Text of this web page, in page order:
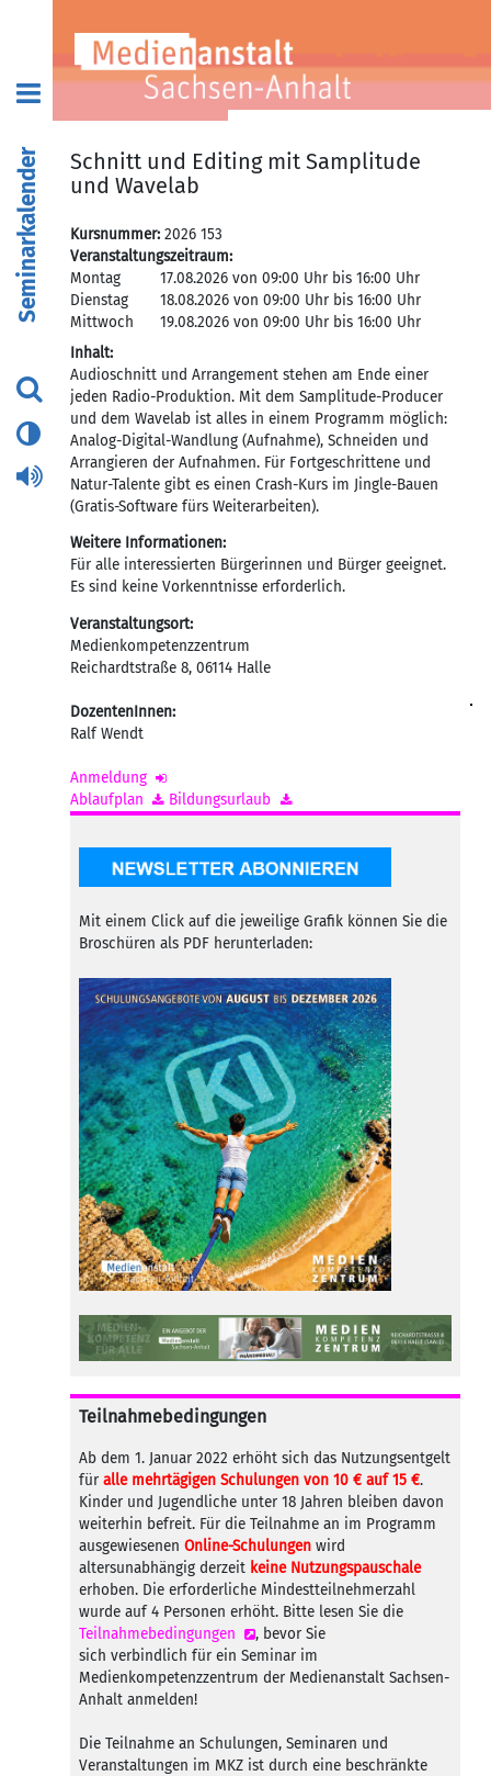
Seminarkalender
Schnitt und Editing mit Samplitude
und Wavelab
Kursnummer: 2026 153
Veranstaltungszeitraum:
Montag
17.08.2026 von 09:00 Uhr bis 16:00 Uhr
Dienstag
18.08.2026 von 09:00 Uhr bis 16:00 Uhr
Mittwoch
19.08.2026 von 09:00 Uhr bis 16:00 Uhr
Inhalt:
Audioschnitt und Arrangement stehen am Ende einer
jeden Radio-Produktion. Mit dem Samplitude-Producer
und dem Wavelab ist alles in einem Programm möglich:
Analog-Digital-Wandlung (Aufnahme), Schneiden und
Arrangieren der Aufnahmen. Für Fortgeschrittene und
Natur-Talente gibt es einen Crash-Kurs im Jingle-Bauen
(Gratis-Software fürs Weiterarbeiten).
Weitere Informationen:
Für alle interessierten Bürgerinnen und Bürger geeignet.
Es sind keine Vorkenntnisse erforderlich.
Veranstaltungsort:
Medienkompetenzzentrum
Reichardtstraße 8, 06114 Halle
DozentenInnen:
Ralf Wendt
Anmeldung
Ablaufplan
Bildungsurlaub
Mit einem Click auf die jeweilige Grafik können Sie die
Broschüren als PDF herunterladen:
Teilnahmebedingungen
Ab dem 1. Januar 2022 erhöht sich das Nutzungsentgelt
für alle mehrtägigen Schulungen von 10 € auf 15 €.
Kinder und Jugendliche unter 18 Jahren bleiben davon
weiterhin befreit. Für die Teilnahme an im Programm
ausgewiesenen Online-Schulungen wird
altersunabhängig derzeit keine Nutzungspauschale
erhoben. Die erforderliche Mindestteilnehmerzahl
wurde auf 4 Personen erhöht. Bitte lesen Sie die
Teilnahmebedingungen
, bevor Sie
sich verbindlich für ein Seminar im
Medienkompetenzzentrum der Medienanstalt Sachsen-
Anhalt anmelden!
Die Teilnahme an Schulungen, Seminaren und
Veranstaltungen im MKZ ist durch eine beschränkte